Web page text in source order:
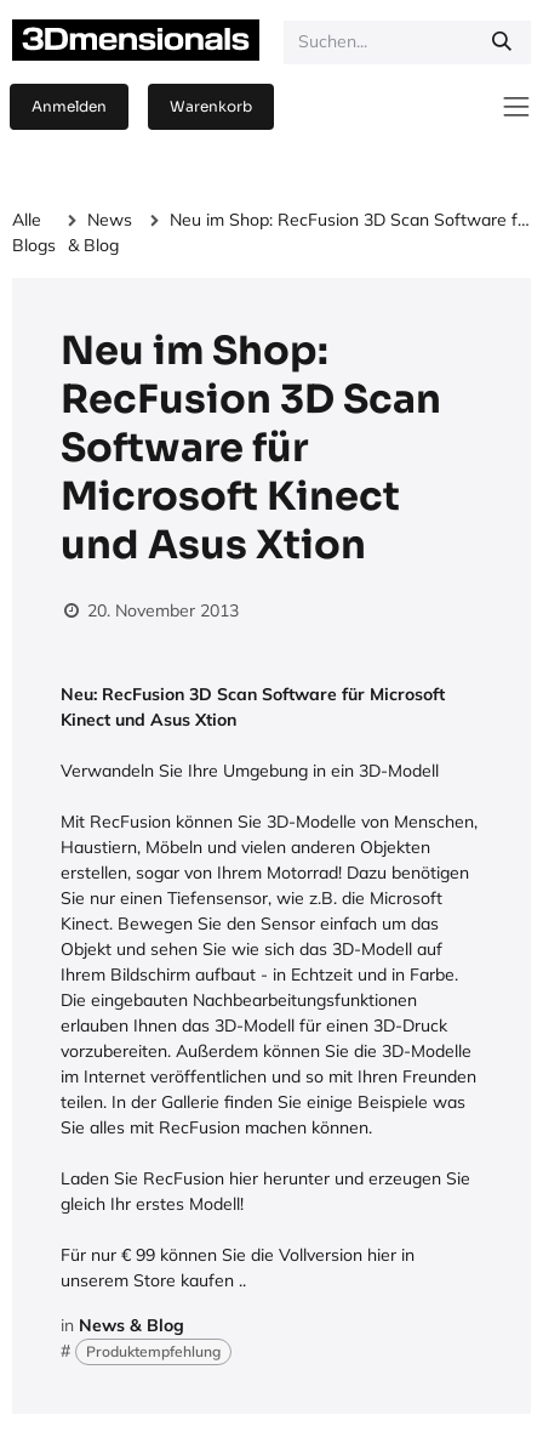
Anmelden Warenkorb
Alle
Blogs
News
& Blog
Neu im Shop: RecFusion 3D Scan Software für Microsoft Kinect und Asus Xtion
Neu im Shop:
RecFusion 3D Scan
Software für
Microsoft Kinect
und Asus Xtion
20. November 2013
Neu: RecFusion 3D Scan Software für Microsoft
Kinect und Asus Xtion
Verwandeln Sie Ihre Umgebung in ein 3D-Modell
Mit RecFusion können Sie 3D-Modelle von Menschen,
Haustiern, Möbeln und vielen anderen Objekten
erstellen, sogar von Ihrem Motorrad! Dazu benötigen
Sie nur einen Tiefensensor, wie z.B. die Microsoft
Kinect. Bewegen Sie den Sensor einfach um das
Objekt und sehen Sie wie sich das 3D-Modell auf
Ihrem Bildschirm aufbaut - in Echtzeit und in Farbe.
Die eingebauten Nachbearbeitungsfunktionen
erlauben Ihnen das 3D-Modell für einen 3D-Druck
vorzubereiten. Außerdem können Sie die 3D-Modelle
im Internet veröffentlichen und so mit Ihren Freunden
teilen. In der Gallerie finden Sie einige Beispiele was
Sie alles mit RecFusion machen können.
Laden Sie RecFusion hier herunter und erzeugen Sie
gleich Ihr erstes Modell!
Für nur € 99 können Sie die Vollversion hier in
unserem Store kaufen ..
in News & Blog
#
Produktempfehlung